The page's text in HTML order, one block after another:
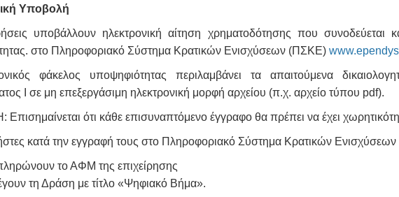
Υποβολή
υποβάλλουν ηλεκτρονική αίτηση χρηματοδότησης που συνοδεύεται
στο Πληροφοριακό Σύστημα Κρατικών Ενισχύσεων (ΠΣΚΕ)
φάκελος υποψηφιότητας περιλαμβάνει τα απαιτούμενα
Ι σε μη επεξεργάσιμη ηλεκτρονική μορφή αρχείου (π.χ. αρχείο τύπου pdf).
ότι κάθε επισυναπτόμενο έγγραφο θα πρέπει να έχει
κατά την εγγραφή τους στο Πληροφοριακό Σύστημα Κρατικών
το ΑΦΜ της επιχείρησης
τη Δράση με τίτλο «Ψηφιακό Βήμα».